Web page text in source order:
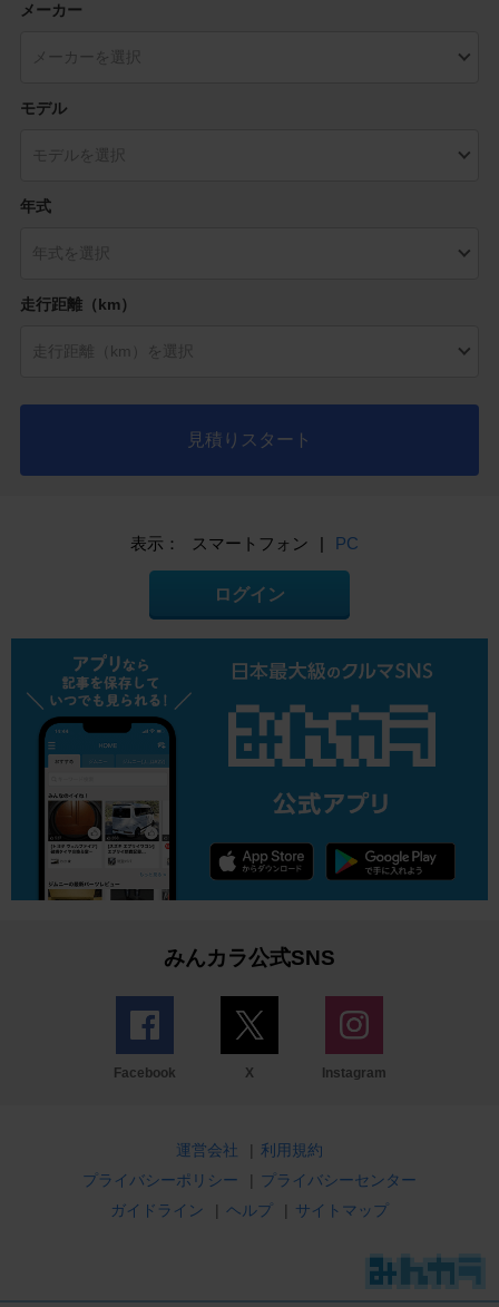
メーカー
モデル
年式
走行距離（km）
見積りスタート
表示： スマートフォン PC
ログイン
みんカラ公式SNS
Facebook X Instagram
運営会社 | 利用規約
プライバシーポリシー
| プライバシーセンター
ガイドライン
| ヘルプ | サイトマップ